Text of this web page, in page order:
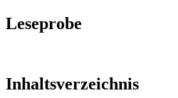
Leseprobe
Inhaltsverzeichnis